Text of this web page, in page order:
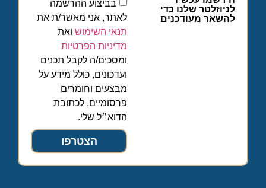
לניוזלטר שלנו כדי
להשאר מעודכנים
בביצוע ההרשמה
לאתר, אני מאשר/ת את
תנאי השימושואת
מדיניות הפרטיות
ומסכים/ה לקבל תכנים
ועדכונים, כולל מידע על
מבצעים וחומרים
פרסומיים, לכתובת
הדוא״ל שלי.
הצטרפו